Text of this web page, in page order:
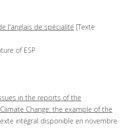
l'anglais de spécialité [Texte
of ESP
in the reports of the
Change: the example of the
intégral disponible en novembre